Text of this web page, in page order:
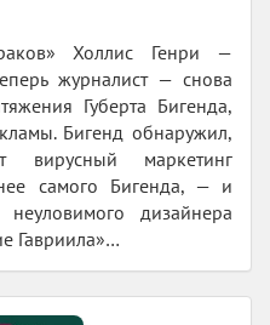
Холлис Генри —
журналист — снова
Губерта Бигенда,
Бигенд обнаружил,
вирусный маркетинг
самого Бигенда, — и
дизайнера
Гавриила»…